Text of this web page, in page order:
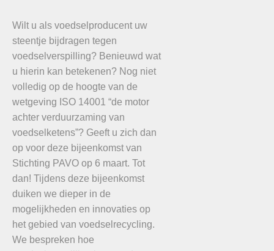
Wilt u als voedselproducent uw
steentje bijdragen tegen
voedselverspilling? Benieuwd wat
u hierin kan betekenen? Nog niet
volledig op de hoogte van de
wetgeving ISO 14001 “de motor
achter verduurzaming van
voedselketens”? Geeft u zich dan
op voor deze bijeenkomst van
Stichting PAVO op 6 maart. Tot
dan! Tijdens deze bijeenkomst
duiken we dieper in de
mogelijkheden en innovaties op
het gebied van voedselrecycling.
We bespreken hoe